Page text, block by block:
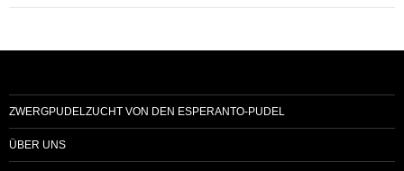
ZWERGPUDELZUCHT VON DEN ESPERANTO-PUDEL
ÜBER UNS